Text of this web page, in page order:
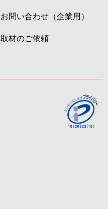
お問い合わせ（企業用）
取材のご依頼